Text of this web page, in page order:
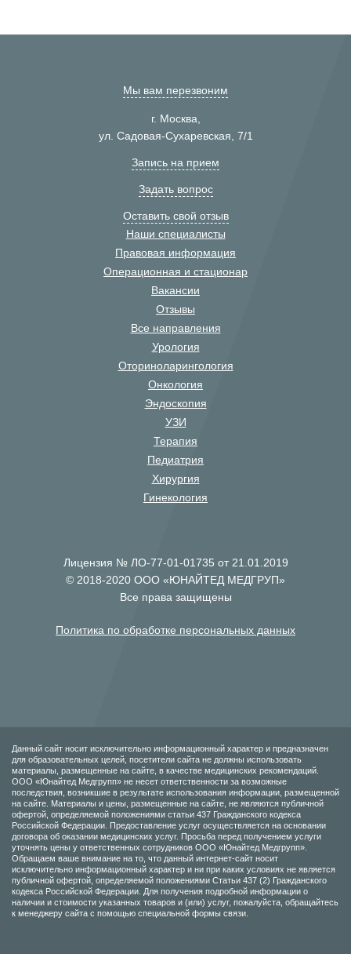
Мы вам перезвоним
г. Москва,
ул. Садовая-Сухаревская, 7/1
Запись на прием
Задать вопрос
Оставить свой отзыв
Наши специалисты
Правовая информация
Операционная и стационар
Вакансии
Отзывы
Все направления
Урология
Оториноларингология
Онкология
Эндоскопия
УЗИ
Терапия
Педиатрия
Хирургия
Гинекология
Лицензия № ЛО-77-01-01735 от 21.01.2019
© 2018-2020 ООО «ЮНАЙТЕД МЕДГРУП»
Все права защищены
Политика по обработке персональных данных
Данный сайт носит исключительно информационный характер и предназначен
для образовательных целей, посетители сайта не должны использовать
материалы, размещенные на сайте, в качестве медицинских рекомендаций.
ООО «Юнайтед Медгрупп» не несет ответственности за возможные
последствия, возникшие в результате использования информации, размещенной
на сайте. Материалы и цены, размещенные на сайте, не являются публичной
офертой, определяемой положениями статьи 437 Гражданского кодекса
Российской Федерации. Предоставление услуг осуществляется на основании
договора об оказании медицинских услуг. Просьба перед получением услуги
уточнять цены у ответственных сотрудников ООО «Юнайтед Медгрупп».
Обращаем ваше внимание на то, что данный интернет-сайт носит
исключительно информационный характер и ни при каких условиях не является
публичной офертой, определяемой положениями Статьи 437 (2) Гражданского
кодекса Российской Федерации. Для получения подробной информации о
наличии и стоимости указанных товаров и (или) услуг, пожалуйста, обращайтесь
к менеджеру сайта с помощью специальной формы связи.